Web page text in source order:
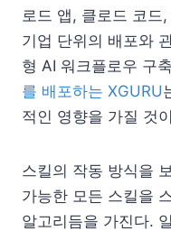
로드 앱, 클로드 코드
기업 단위의 배포와
형 AI 워크플로우 구
를 배포하는 XGURU
적인 영향을 가질 것
스킬의 작동 방식을
가능한 모든 스킬을
알고리듬을 가진다.